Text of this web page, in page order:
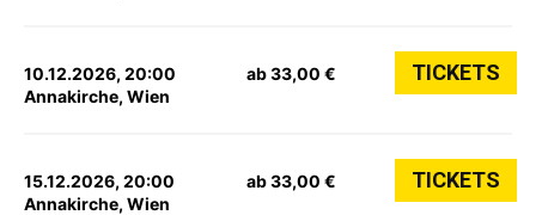
10.12.2026, 20:00
Annakirche, Wien
ab 33,00 € TICKETS
15.12.2026, 20:00
Annakirche, Wien
ab 33,00 € TICKETS